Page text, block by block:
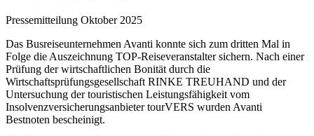
Pressemitteilung Oktober 2025
Das Busreiseunternehmen Avanti konnte sich zum dritten Mal in
Folge die Auszeichnung TOP-Reiseveranstalter sichern. Nach einer
Prüfung der wirtschaftlichen Bonität durch die
Wirtschaftsprüfungsgesellschaft RINKE TREUHAND und der
Untersuchung der touristischen Leistungsfähigkeit vom
Insolvenzversicherungsanbieter tourVERS wurden Avanti
Bestnoten bescheinigt.